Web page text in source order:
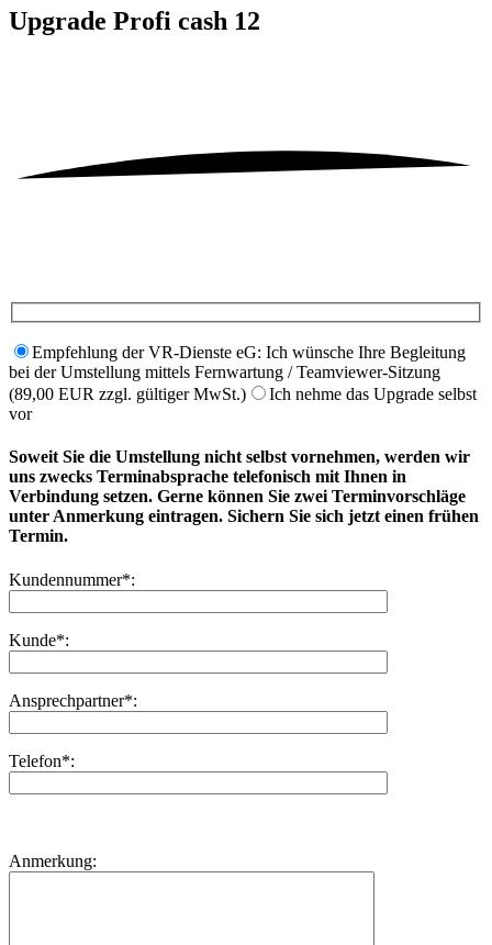
Upgrade Profi cash 12
Empfehlung der VR-Dienste eG: Ich wünsche Ihre Begleitung
bei der Umstellung mittels Fernwartung / Teamviewer-Sitzung
(89,00 EUR zzgl. gültiger MwSt.)
Ich nehme das Upgrade selbst
vor
Soweit Sie die Umstellung nicht selbst vornehmen, werden wir
uns zwecks Terminabsprache telefonisch mit Ihnen in
Verbindung setzen. Gerne können Sie zwei Terminvorschläge
unter Anmerkung eintragen. Sichern Sie sich jetzt einen frühen
Termin.
Kundennummer*:
Kunde*:
Ansprechpartner*:
Telefon*:
dieses
lasse
Anmerkung: